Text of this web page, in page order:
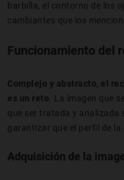
barbilla, el contorno de los
cambiantes que los
Funcionamiento del
Complejo y abstracto, el
es un reto . La imagen que
que ser tratada y analizada
garantizar que el perfil de la
Adquisición de la